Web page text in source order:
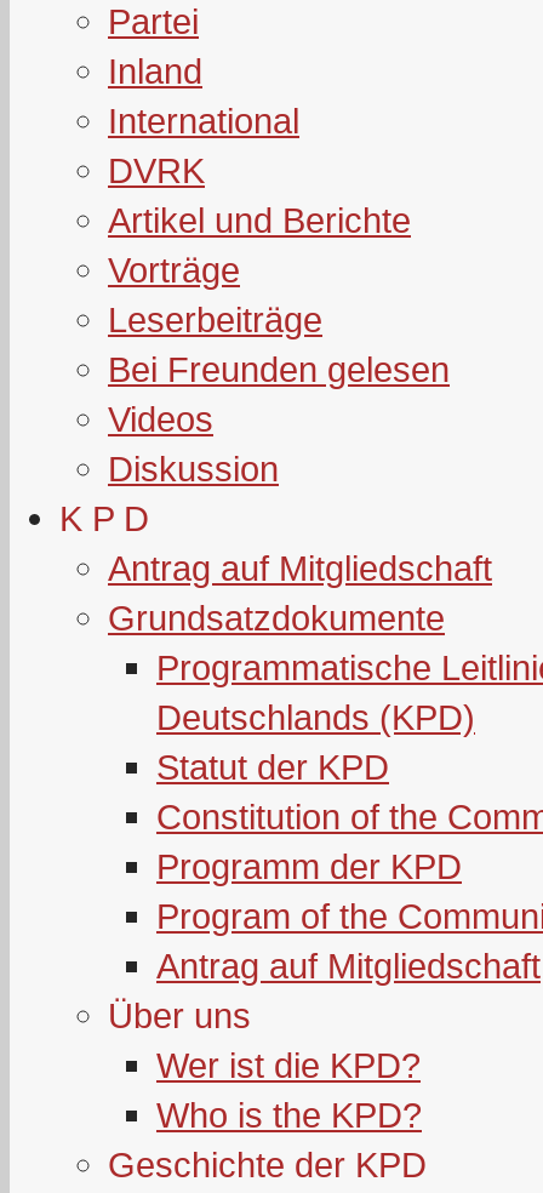
Partei
Inland
International
DVRK
Artikel und Berichte
Vorträge
Leserbeiträge
Bei Freunden gelesen
Videos
Diskussion
K P D
Antrag auf Mitgliedschaft
Grundsatzdokumente
Programmatische
Deutschlands (KPD)
Statut der KPD
Constitution of the
Programm der KPD
Program of the
Antrag auf Mitgliedschaft
Über uns
Wer ist die KPD?
Who is the KPD?
Geschichte der KPD